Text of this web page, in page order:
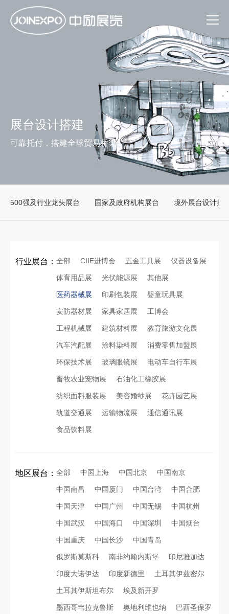
展台设计搭建
可靠托付，搭建全球贸易桥梁
500强及行业龙头展台 国家及政府机构展台 境外展台设计搭
行业展台： 全部 CIIE进博会 五金工具展 仪器设备展
体育用品展 光伏能源展 其他展
医药器械展 印刷包装展 婴童玩具展
安防器材展 家具家居展 工博会
工程机械展 建筑材料展 教育旅游文化展
汽车汽配展 涂料染料展 消费零售加盟展
环保技术展 玻璃眼镜展 电动车自行车展
畜牧农业宠物展 石油化工橡胶展
纺织面料服装展 美容婚纱展 花卉园艺展
轨道交通展 运输物流展 通信通讯展
食品饮料展
地区展台： 全部 中国上海 中国北京 中国南京
中国南昌 中国厦门 中国台湾 中国合肥
中国天津 中国广州 中国无锡 中国杭州
中国武汉 中国海口 中国深圳 中国烟台
中国重庆 中国长沙 中国青岛
俄罗斯莫斯科 南非约翰内斯堡 印尼雅加达
印度大诺伊达 印度新德里 土耳其伊兹密尔
土耳其伊斯坦布尔 埃及新开罗
墨西哥韦拉克鲁斯 奥地利维也纳 巴西圣保罗